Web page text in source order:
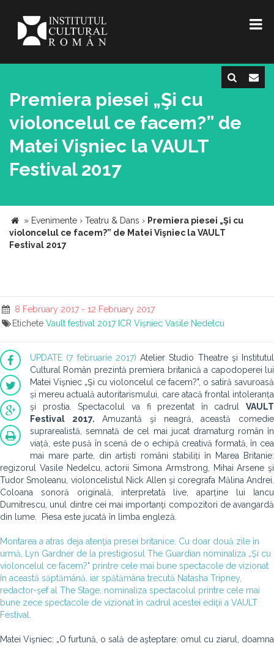
Premiera piesei „Şi cu
violoncelul ce facem?” de
Matei Vişniec la VAULT
Festival 2017
» Evenimente › Teatru & Dans › Premiera piesei „Şi cu
violoncelul ce facem?” de Matei Vişniec la VAULT
Festival 2017
8 February 2017 - 12 February 2017
Etichete Vault festival 2017 ICR Vișniec Vasile Nedelcu
UPDATE (7 februarie 2017) Atelier Studio Theatre şi Institutul
Cultural Român prezintă premiera britanică a capodoperei lui
Matei Vişniec „Şi cu violoncelul ce facem?", o satiră savuroasă
și mereu actuală autoritarismului, care atacă frontal intoleranța
şi prostia. Spectacolul va fi prezentat în cadrul VAULT
Festival 2017. Amuzantă şi neagră, această comedie
suprarealistă, semnată de cel mai jucat dramaturg român în
viață, este pusă în scenă de o echipă creativă formată, în cea
mai mare parte, din artiști români stabiliți în Marea Britanie:
regizorul Vasile Nedelcu, actorii Simona Armstrong, Mihai Arsene şi
Tudor Smoleanu, violoncelistul Nick Allen şi coregrafa Mălina Andrei.
Coloana sonoră originală, interpretată live, aparține lui Iancu
Dumitrescu, unul dintre cei mai importanţi compozitori de avangardă
din lume. Piesa este jucată în limba engleză.
Montarea a atras deja atenţia presei britanice. Cu doar două zile în
urmă, Lyn Gardner de la prestigiosul The Guardian nominaliza „Şi cu
violoncelul ce facem?" printre cele mai bune spectacole de vizionat
în această săptămână, iar spătămâna trecută Natasha Tripney,
redactor-şef al The Stage, nominaliza spectacolul printre cele mai
bune zece spectacole de vizionat în cadrul acestei ediţii a VAULT
Festival.
Matei Vişniec: „O furtună, o sală de aşteptare: omul cu ziarul, doamna